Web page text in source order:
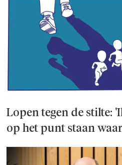
Lopen tegen de stilte:
op het punt staan